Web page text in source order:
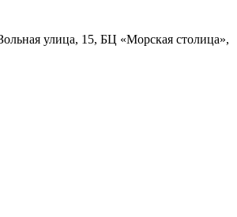
улица, 15, БЦ «Морская столица»,